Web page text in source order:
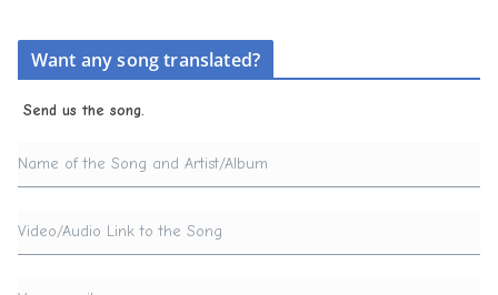
Want any song translated?
Send us the song.